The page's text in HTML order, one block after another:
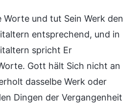
Worte und tut Sein Werk den
entsprechend, und in
spricht Er
Gott hält Sich nicht an
dasselbe Werk oder
Dingen der Vergangenheit